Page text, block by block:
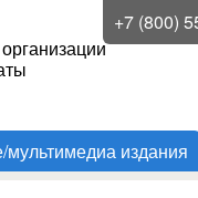
к основному+7 (800)
издания